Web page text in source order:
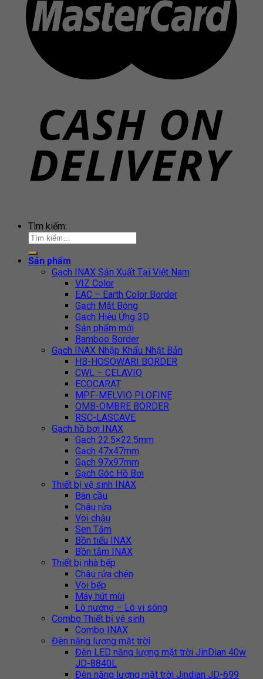
Tìm kiếm:
Sản phẩm
Gạch INAX Sản Xuất Tại Việt Nam
VIZ Color
EAC – Earth Color Border
Gạch Mặt Bóng
Gạch Hiệu Ứng 3D
Sản phẩm mới
Bamboo Border
Gạch INAX Nhập Khẩu Nhật Bản
HB-HOSOWARI BORDER
CWL – CELAVIO
ECOCARAT
MPF-MELVIO PLOFINE
OMB-OMBRE BORDER
RSC-LASCAVE
Gạch hồ bơi INAX
Gạch 22.5×22.5mm
Gạch 47x47mm
Gạch 97x97mm
Gạch Góc Hồ Bơi
Thiết bị vệ sinh INAX
Bàn cầu
Chậu rửa
Vòi chậu
Sen Tắm
Bồn tiểu INAX
Bồn tắm INAX
Thiết bị nhà bếp
Chậu rửa chén
Vòi bếp
Máy hút mùi
Lò nướng – Lò vi sóng
Combo Thiết bị vệ sinh
Combo INAX
Đèn năng lượng mặt trời
Đèn LED năng lượng mặt trời JinDian 40w
JD-8840L
Đèn năng lượng mặt trời Jindian JD-699